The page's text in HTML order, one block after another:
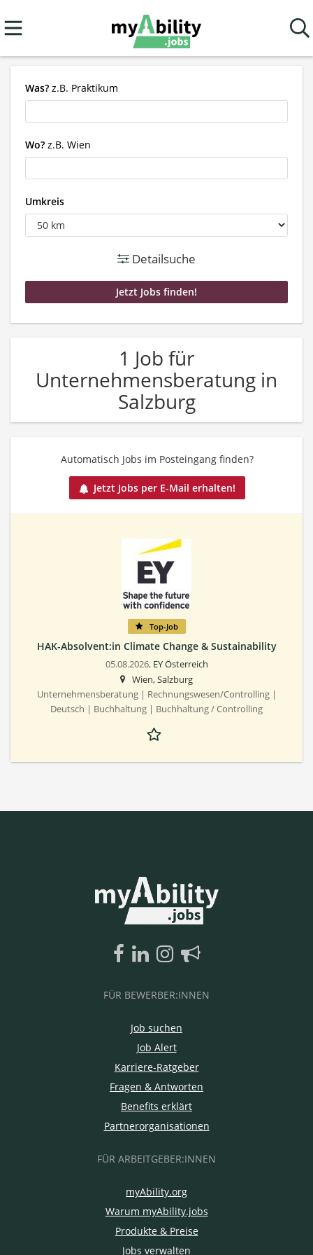
Was? z.B. Praktikum
Wo? z.B. Wien
Umkreis
Detailsuche
1 Job für
Unternehmensberatung in
Salzburg
Automatisch Jobs im Posteingang finden?
Jetzt Jobs per E-Mail erhalten!
Top-Job
HAK-Absolvent:in Climate Change & Sustainability
05.08.2026, EY Österreich
Wien, Salzburg
Unternehmensberatung | Rechnungswesen/Controlling |
Deutsch | Buchhaltung | Buchhaltung / Controlling
FÜR BEWERBER:INNEN
Job suchen
Job Alert
Karriere-Ratgeber
Fragen & Antworten
Benefits erklärt
Partnerorganisationen
FÜR ARBEITGEBER:INNEN
myAbility.org
Warum myAbility.jobs
Produkte & Preise
Jobs verwalten